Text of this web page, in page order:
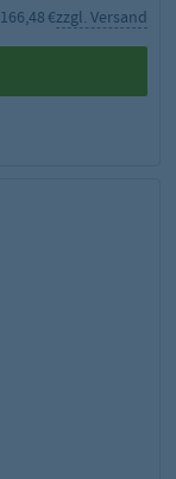
166,48 €zzgl. Versand